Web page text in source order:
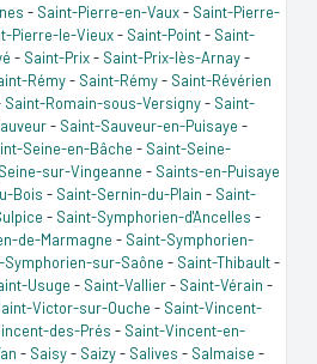
- Saint-Pierre-en-Vaux- Saint-Pierre-
Pierre-le-Vieux- Saint-Point- Saint-
- Saint-Prix- Saint-Prix-lès-Arnay-
Rémy- Saint-Rémy- Saint-Révérien
Saint-Romain-sous-Versigny- Saint-
- Saint-Sauveur-en-Puisaye -
Seine-en-Bâche - Saint-Seine-
sur-Vingeanne - Saints-en-Puisaye
Bois - Saint-Sernin-du-Plain - Saint-
- Saint-Symphorien-d'Ancelles -
de-Marmagne - Saint-Symphorien-
Symphorien-sur-Saône - Saint-Thibault-
Usuge - Saint-Vallier- Saint-Vérain -
Victor-sur-Ouche - Saint-Vincent-
des-Prés - Saint-Vincent-en-
- Saisy- Saizy- Salives - Salmaise -